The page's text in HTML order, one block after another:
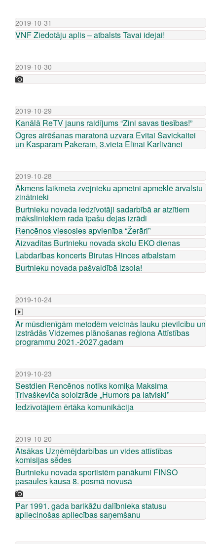
2019-10-31
VNF Ziedotāju aplis – atbalsts Tavai idejai!
2019-10-30
2019-10-29
Kanālā ReTV jauns raidījums “Zini savas tiesības!”
Ogres airēšanas maratonā uzvara Evitai Savickaitei
un Kasparam Pakeram, 3.vieta Elīnai Karlivānei
2019-10-28
Akmens laikmeta zvejnieku apmetni apmeklē ārvalstu
zinātnieki
Burtnieku novada iedzīvotāji sadarbībā ar atzītiem
māksliniekiem rada īpašu dejas izrādi
Rencēnos viesosies apvienība “Žerāri”
Aizvadītas Burtnieku novada skolu EKO dienas
Labdarības koncerts Birutas Hinces atbalstam
Burtnieku novada pašvaldībā izsola!
2019-10-24
Ar mūsdienīgām metodēm veicinās lauku pievilcību un
izstrādās Vidzemes plānošanas reģiona Attīstības
programmu 2021.-2027.gadam
2019-10-23
Sestdien Rencēnos notiks komiķa Maksima
Trivaškeviča soloizrāde „Humors pa latviski”
Iedzīvotājiem ērtāka komunikācija
2019-10-20
Atsākas Uzņēmējdarbības un vides attīstības
komisijas sēdes
Burtnieku novada sportistēm panākumi FINSO
pasaules kausa 8. posmā novusā
Par 1991. gada barikāžu dalībnieka statusu
apliecinošas apliecības saņemšanu